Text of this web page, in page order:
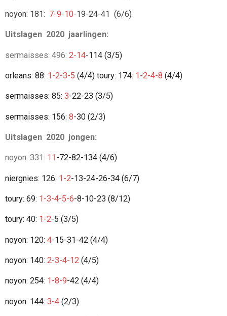
noyon: 181: 7-9-10-19-24-41 (6/6)
Uitslagen 2020 jaarlingen:
sermaisses: 496: 2-14-114 (3/5)
orleans: 88: 1-2-3-5 (4/4) toury: 174: 1-2-4-8 (4/4)
sermaisses: 85: 3-22-23 (3/5)
sermaisses: 156: 8-30 (2/3)
Uitslagen 2020 jongen:
noyon: 331: 11 -72-82-134 (4/6)
niergnies: 126: 1-2-13-24-26-34 (6/7)
toury: 69: 1-3-4-5-6-8-10-23 (8/12)
toury: 40: 1-2-5 (3/5)
noyon: 120: 4-15-31-42 (4/4)
noyon: 140: 2-3-4-12 (4/5)
noyon: 254: 1-8-9-42 (4/4)
noyon: 144: 3-4 (2/3)